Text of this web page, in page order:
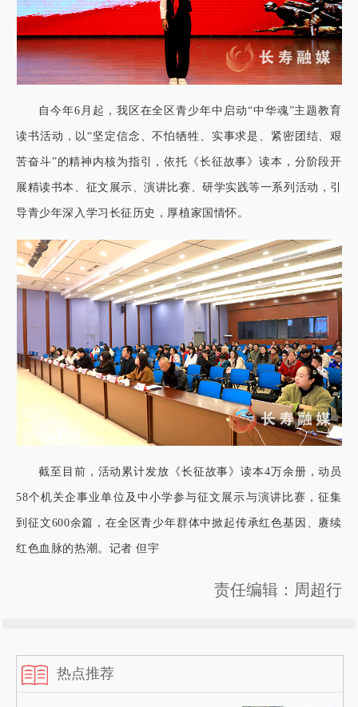
自今年6月起，我区在全区青少年中启动“中华魂”主题教育
读书活动，以“坚定信念、不怕牺牲、实事求是、紧密团结、艰
苦奋斗”的精神内核为指引，依托《长征故事》读本，分阶段开
展精读书本、征文展示、演讲比赛、研学实践等一系列活动，引
导青少年深入学习长征历史，厚植家国情怀。
截至目前，活动累计发放《长征故事》读本4万余册，动员
58个机关企事业单位及中小学参与征文展示与演讲比赛，征集
到征文600余篇，在全区青少年群体中掀起传承红色基因、赓续
红色血脉的热潮。记者 但宇
责任编辑：周超行
热点推荐